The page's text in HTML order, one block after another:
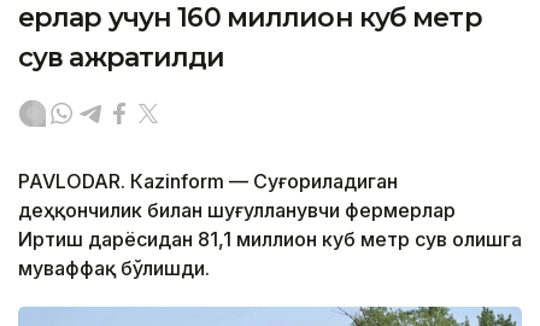
ерлар учун 160 миллион куб метр
сув ажратилди
PAVLODAR. Кazinform — Суғориладиган
деҳқончилик билан шуғулланувчи фермерлар
Иртиш дарёсидан 81,1 миллион куб метр сув олишга
муваффақ бўлишди.